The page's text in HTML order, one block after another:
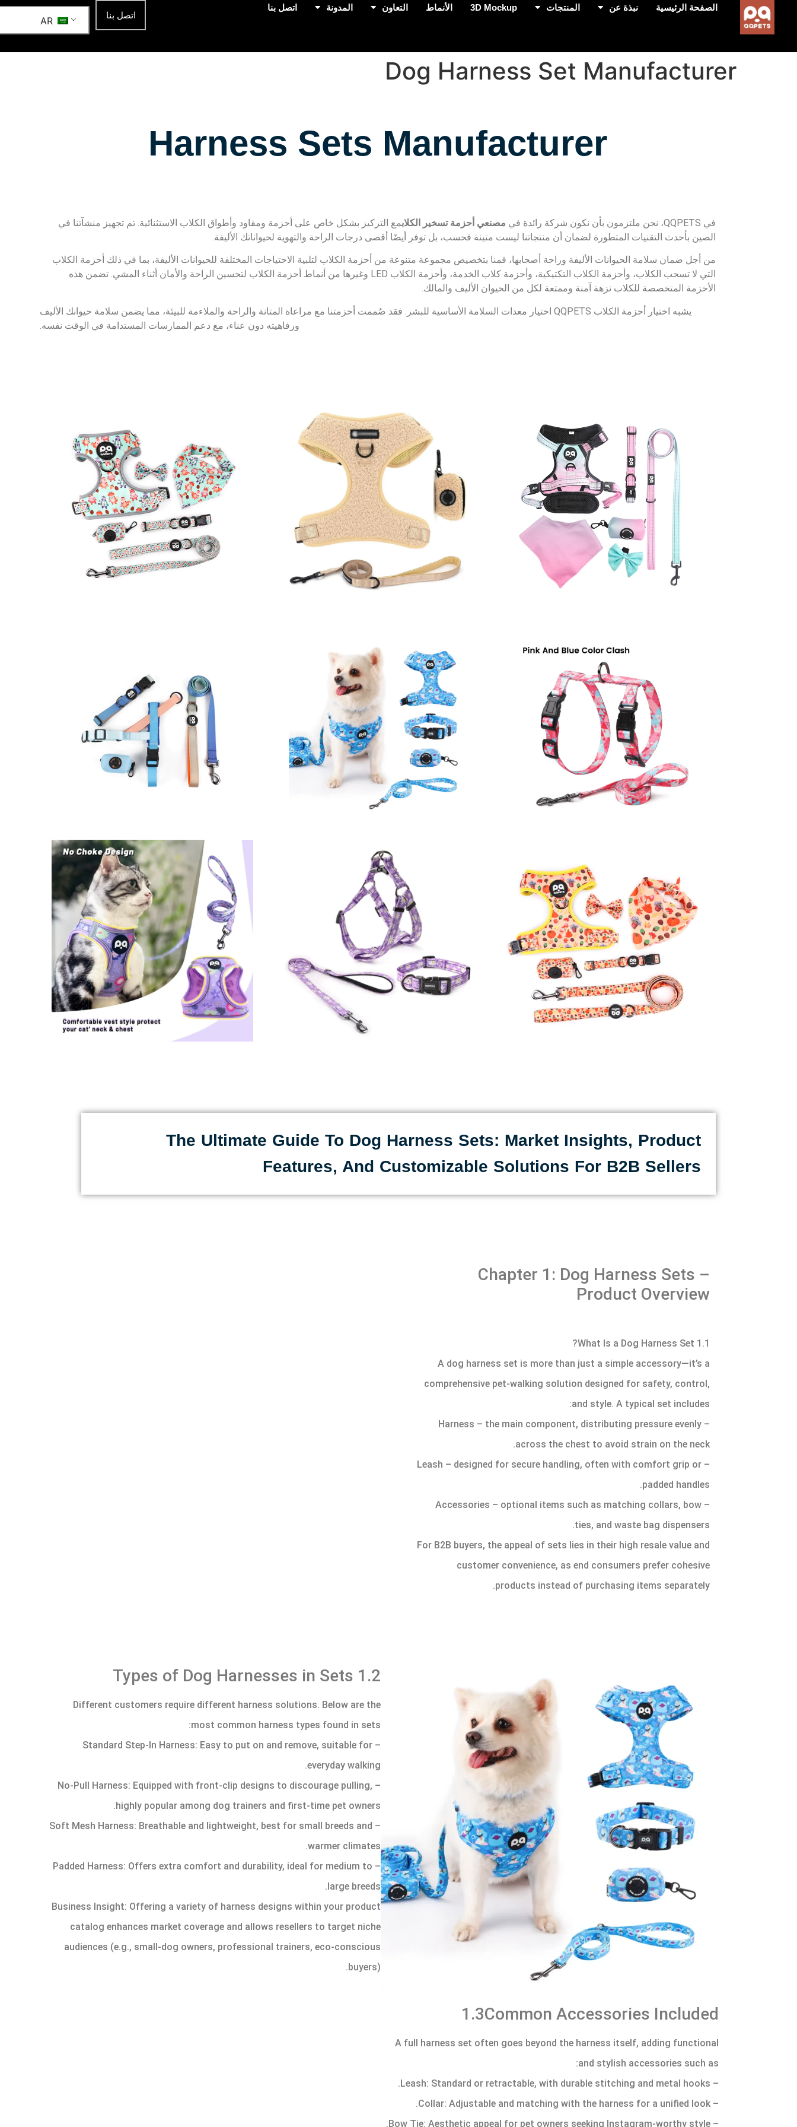
الصفحة الرئيسية نبذة عن المنتجات 3D Mockup الأنماط التعاون المدونة اتصل بنا
اتصل بنا AR
Dog Harness Set Manufacturer
Harness Sets Manufacturer
في QQPETS، نحن ملتزمون بأن نكون شركة رائدة في مصنعي أحزمة تسخير الكلابمع التركيز بشكل خاص على أحزمة ومقاود وأطواق الكلاب الاستثنائية. تم تجهيز منشآتنا في
الصين بأحدث التقنيات المتطورة لضمان أن منتجاتنا ليست متينة فحسب، بل توفر أيضًا أقصى درجات الراحة والتهوية لحيواناتك الأليفة.
من أجل ضمان سلامة الحيوانات الأليفة وراحة أصحابها، قمنا بتخصيص مجموعة متنوعة من أحزمة الكلاب لتلبية الاحتياجات المختلفة للحيوانات الأليفة، بما في ذلك أحزمة الكلاب
التي لا تسحب الكلاب، وأحزمة الكلاب التكتيكية، وأحزمة كلاب الخدمة، وأحزمة الكلاب LED وغيرها من أنماط أحزمة الكلاب لتحسين الراحة والأمان أثناء المشي. تضمن هذه
الأحزمة المتخصصة للكلاب نزهة آمنة وممتعة لكل من الحيوان الأليف والمالك.
يشبه اختيار أحزمة الكلاب QQPETS اختيار معدات السلامة الأساسية للبشر. فقد صُممت أحزمتنا مع مراعاة المتانة والراحة والملاءمة للبيئة، مما يضمن سلامة حيوانك الأليف
ورفاهيته دون عناء، مع دعم الممارسات المستدامة في الوقت نفسه.
The Ultimate Guide To Dog Harness Sets: Market Insights, Product
Features, And Customizable Solutions For B2B Sellers
Chapter 1: Dog Harness Sets –
Product Overview
1.1 What Is a Dog Harness Set?
A dog harness set is more than just a simple accessory—it’s a
comprehensive pet-walking solution designed for safety, control,
and style. A typical set includes:
– Harness – the main component, distributing pressure evenly
across the chest to avoid strain on the neck.
– Leash – designed for secure handling, often with comfort grip or
padded handles.
– Accessories – optional items such as matching collars, bow
ties, and waste bag dispensers.
For B2B buyers, the appeal of sets lies in their high resale value and
customer convenience, as end consumers prefer cohesive
products instead of purchasing items separately.
1.2 Types of Dog Harnesses in Sets
Different customers require different harness solutions. Below are the
most common harness types found in sets:
– Standard Step-In Harness: Easy to put on and remove, suitable for
everyday walking.
– No-Pull Harness: Equipped with front-clip designs to discourage pulling,
highly popular among dog trainers and first-time pet owners.
– Soft Mesh Harness: Breathable and lightweight, best for small breeds and
warmer climates.
– Padded Harness: Offers extra comfort and durability, ideal for medium to
large breeds.
Business Insight: Offering a variety of harness designs within your product
catalog enhances market coverage and allows resellers to target niche
audiences (e.g., small-dog owners, professional trainers, eco-conscious
buyers).
1.3Common Accessories Included
A full harness set often goes beyond the harness itself, adding functional
and stylish accessories such as:
– Leash: Standard or retractable, with durable stitching and metal hooks.
– Collar: Adjustable and matching with the harness for a unified look.
– Bow Tie: Aesthetic appeal for pet owners seeking Instagram-worthy style.